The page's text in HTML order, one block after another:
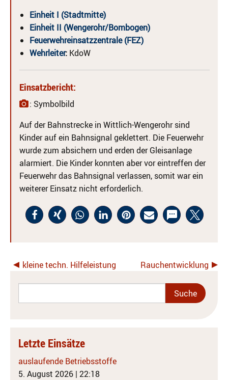
Einheit I (Stadtmitte)
Einheit II (Wengerohr/Bombogen)
Feuerwehreinsatzzentrale (FEZ)
Wehrleiter: KdoW
Einsatzbericht:
: Symbolbild
Auf der Bahnstrecke in Wittlich-Wengerohr sind
Kinder auf ein Bahnsignal geklettert. Die Feuerwehr
wurde zum absichern und erden der Gleisanlage
alarmiert. Die Kinder konnten aber vor eintreffen der
Feuerwehr das Bahnsignal verlassen, somit war ein
weiterer Einsatz nicht erforderlich.
kleine techn. Hilfeleistung Rauchentwicklung
Letzte Einsätze
auslaufende Betriebsstoffe
5. August 2026 | 22:18